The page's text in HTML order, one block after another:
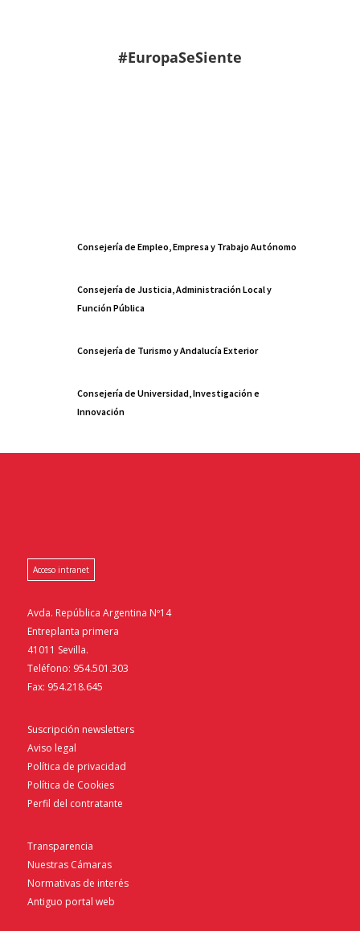
#EuropaSeSiente
Consejería de Empleo, Empresa y Trabajo Autónomo
Consejería de Justicia, Administración Local y
Función Pública
Consejería de Turismo y Andalucía Exterior
Consejería de Universidad, Investigación e
Innovación
Acceso intranet
Avda. República Argentina Nº14
Entreplanta primera
41011 Sevilla.
Teléfono: 954.501.303
Fax: 954.218.645
Suscripción newsletters
Aviso legal
Política de privacidad
Política de Cookies
Perfil del contratante
Transparencia
Nuestras Cámaras
Normativas de interés
Antiguo portal web